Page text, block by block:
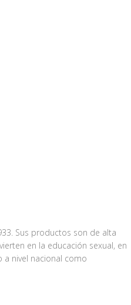
Sus productos son de alta
en la educación sexual, en
nivel nacional como